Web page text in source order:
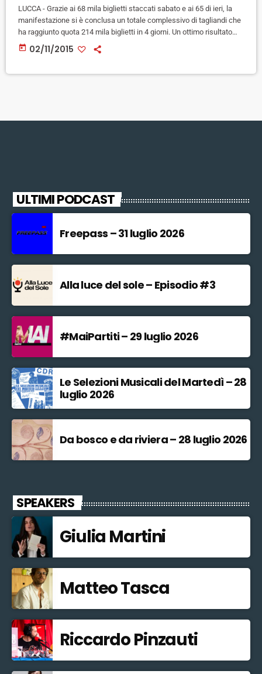
LUCCA - Grazie ai 68 mila biglietti staccati sabato e ai 65 di ieri, la
manifestazione si è conclusa un totale complessivo di tagliandi che
ha raggiunto quota 214 mila biglietti in 4 giorni. Un ottimo risultato
per la rassegna dedicata al fumetto, al fantasy e al gioco di ruolo
ormai diventata punto di rifermento internazionale del settore, anche
today 02/11/2015
ULTIMI PODCAST
Freepass – 31 luglio 2026
Alla luce del sole – Episodio #3
#MaiPartiti – 29 luglio 2026
Le Selezioni Musicali del Martedì – 28
luglio 2026
Da bosco e da riviera – 28 luglio 2026
SPEAKERS
Giulia Martini
Matteo Tasca
Riccardo Pinzauti